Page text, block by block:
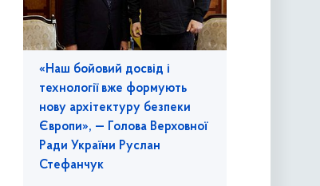
«Наш бойовий досвід і
технології вже формують
нову архітектуру безпеки
Європи», — Голова Верховної
Ради України Руслан
Стефанчук